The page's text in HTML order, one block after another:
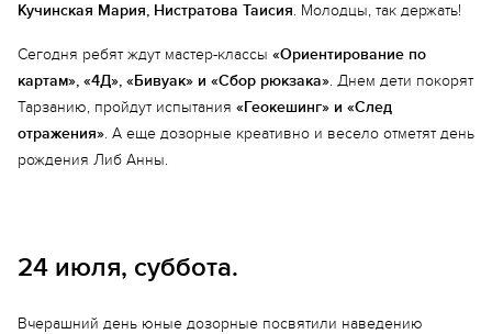
Кучинская Мария, Нистратова Таисия. Молодцы, так держать!
Сегодня ребят ждут мастер-классы «Ориентирование по
картам», «4Д», «Бивуак» и «Сбор рюкзака». Днем дети покорят
Тарзанию, пройдут испытания «Геокешинг» и «След
отражения». А еще дозорные креативно и весело отметят день
рождения Либ Анны.
24 июля, суббота.
Вчерашний день юные дозорные посвятили наведению